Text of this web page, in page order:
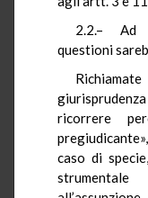
2.2.– Ad
questioni
ricorrere
caso di